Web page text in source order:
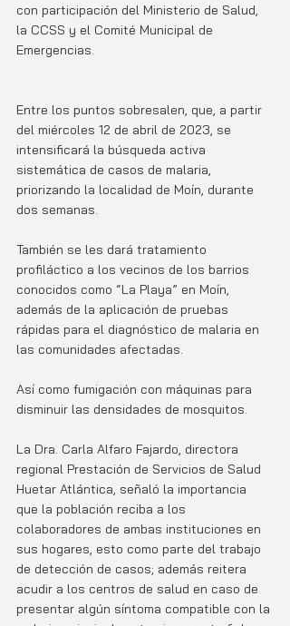
con participación del Ministerio de Salud,
la CCSS y el Comité Municipal de
Emergencias.
Entre los puntos sobresalen, que, a partir
del miércoles 12 de abril de 2023, se
intensificará la búsqueda activa
sistemática de casos de malaria,
priorizando la localidad de Moín, durante
dos semanas.
También se les dará tratamiento
profiláctico a los vecinos de los barrios
conocidos como “La Playa” en Moín,
además de la aplicación de pruebas
rápidas para el diagnóstico de malaria en
las comunidades afectadas.
Así como fumigación con máquinas para
disminuir las densidades de mosquitos.
La Dra. Carla Alfaro Fajardo, directora
regional Prestación de Servicios de Salud
Huetar Atlántica, señaló la importancia
que la población reciba a los
colaboradores de ambas instituciones en
sus hogares, esto como parte del trabajo
de detección de casos; además reitera
acudir a los centros de salud en caso de
presentar algún síntoma compatible con la